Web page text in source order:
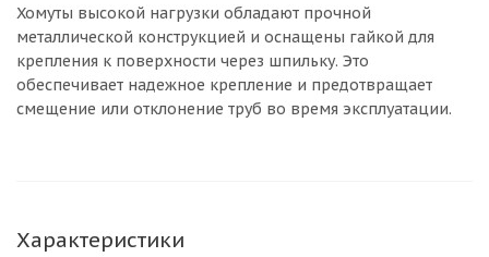
Хомуты высокой нагрузки обладают прочной
металлической конструкцией и оснащены гайкой для
крепления к поверхности через шпильку. Это
обеспечивает надежное крепление и предотвращает
смещение или отклонение труб во время эксплуатации.
Характеристики